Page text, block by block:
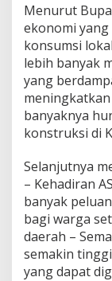
Menurut
ekonomi
konsumsi
lebih banyak
yang
banyaknya
konstruksi di
Selanjutnya
– Kehadiran
banyak
bagi warga
daerah –
semakin
yang dapat